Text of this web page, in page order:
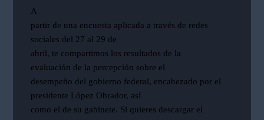
A
partir de una encuesta aplicada a través de redes
sociales del 27 al 29 de
abril, te compartimos los resultados de la
evaluación de la percepción sobre el
desempeño del gobierno federal, encabezado por el
presidente López Obrador, así
como el de su gabinete. Si quieres descargar el